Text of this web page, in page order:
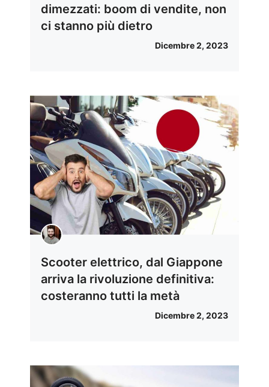
dimezzati: boom di vendite, non
ci stanno più dietro
Dicembre 2, 2023
Scooter elettrico, dal Giappone
arriva la rivoluzione definitiva:
costeranno tutti la metà
Dicembre 2, 2023